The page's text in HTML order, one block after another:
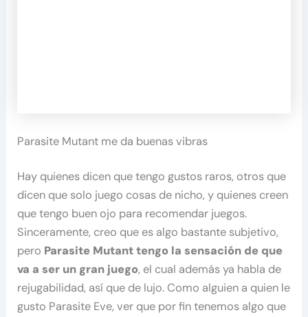
Parasite Mutant me da buenas vibras
Hay quienes dicen que tengo gustos raros, otros que
dicen que solo juego cosas de nicho, y quienes creen
que tengo buen ojo para recomendar juegos.
Sinceramente, creo que es algo bastante subjetivo,
pero Parasite Mutant tengo la sensación de que
va a ser un gran juego, el cual además ya habla de
rejugabilidad, así que de lujo. Como alguien a quien le
gusto Parasite Eve, ver que por fin tenemos algo que